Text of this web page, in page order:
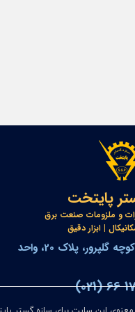
پایتخت
(021) 66
تهران، میدان فردوسی، کوچه گلپرور، پلاک 20، واحد
و ملزومات صنعت برق
| ابزار دقیق